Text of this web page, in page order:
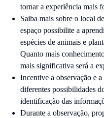
tornar a experiência mais
Saiba mais sobre o local
espaço possibilite a
espécies de animais e
Quanto mais
mais significativa será a
Incentive a observação e
diferentes possibilidades
identificação das
Durante a observação,